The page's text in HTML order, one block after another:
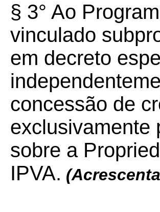
§ 3° Ao
vinculado
em decreto
concessão de
exclusivamente
sobre a
IPVA.